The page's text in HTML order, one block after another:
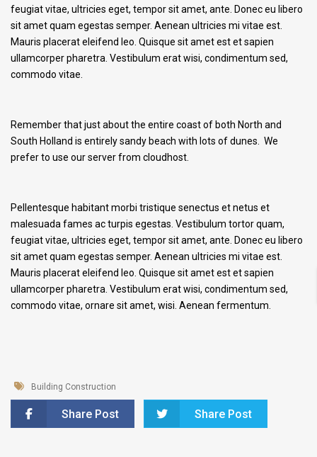
feugiat vitae, ultricies eget, tempor sit amet, ante. Donec eu libero
sit amet quam egestas semper. Aenean ultricies mi vitae est.
Mauris placerat eleifend leo. Quisque sit amet est et sapien
ullamcorper pharetra. Vestibulum erat wisi, condimentum sed,
commodo vitae.
Remember that just about the entire coast of both North and
South Holland is entirely sandy beach with lots of dunes. We
prefer to use our server from cloudhost.
Pellentesque habitant morbi tristique senectus et netus et
malesuada fames ac turpis egestas. Vestibulum tortor quam,
feugiat vitae, ultricies eget, tempor sit amet, ante. Donec eu libero
sit amet quam egestas semper. Aenean ultricies mi vitae est.
Mauris placerat eleifend leo. Quisque sit amet est et sapien
ullamcorper pharetra. Vestibulum erat wisi, condimentum sed,
commodo vitae, ornare sit amet, wisi. Aenean fermentum.
Building Construction
Share Post Share Post